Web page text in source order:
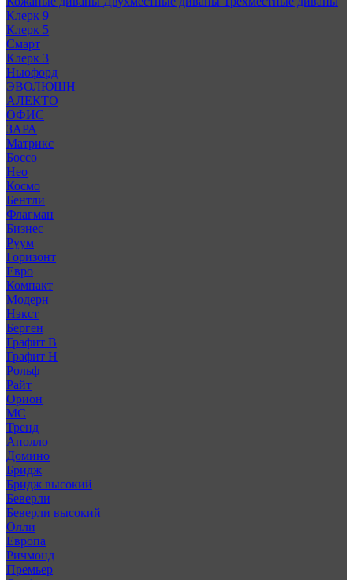
Клерк 9
Клерк 5
Смарт
Клерк 3
Ньюфорд
ЭВОЛЮШН
АЛЕКТО
ОФИС
ЗАРА
Матрикс
Боссо
Нео
Космо
Бентли
Флагман
Бизнес
Руум
Горизонт
Евро
Компакт
Модерн
Нэкст
Берген
Графит В
Графит Н
Рольф
Райт
Орион
МС
Тренд
Аполло
Домино
Бридж
Бридж высокий
Беверли
Беверли высокий
Олли
Европа
Ричмонд
Премьер